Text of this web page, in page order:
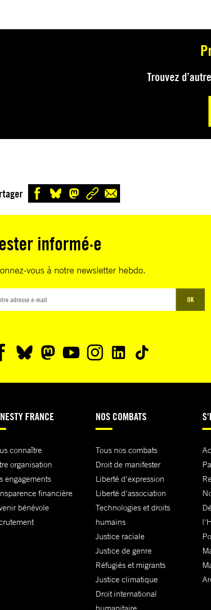
Trouvez
informé·e
vous à notre newsletter hebdo.
OK
FRANCE
connaître
organisation
engagements
financière
bénévole
NOS COMBATS
Tous nos combats
Droit de manifester
Liberté d'expression
Liberté d'association
Technologies et droits
humains
Justice raciale
Justice de genre
Réfugiés et migrants
Justice climatique
Droit international
humanitaire